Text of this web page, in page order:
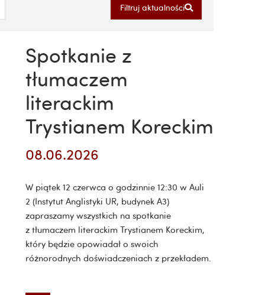
Filtruj aktualności
Spotkanie z
tłumaczem
literackim
Trystianem Koreckim
08.06.2026
W piątek 12 czerwca o godzinnie 12:30 w Auli
2 (Instytut Anglistyki UR, budynek A3)
zapraszamy wszystkich na spotkanie
z tłumaczem literackim Trystianem Koreckim,
który będzie opowiadał o swoich
różnorodnych doświadczeniach z przekładem.